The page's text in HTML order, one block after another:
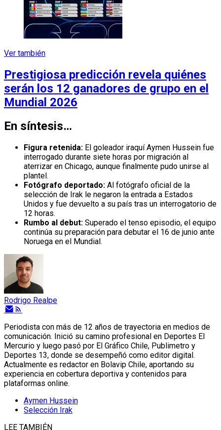
Ver también
Prestigiosa predicción revela quiénes
serán los 12 ganadores de grupo en el
Mundial 2026
En síntesis…
Figura retenida: El goleador iraquí Aymen Hussein fue
interrogado durante siete horas por migración al
aterrizar en Chicago, aunque finalmente pudo unirse al
plantel.
Fotógrafo deportado: Al fotógrafo oficial de la
selección de Irak le negaron la entrada a Estados
Unidos y fue devuelto a su país tras un interrogatorio de
12 horas.
Rumbo al debut: Superado el tenso episodio, el equipo
continúa su preparación para debutar el 16 de junio ante
Noruega en el Mundial.
Rodrigo Realpe
Periodista con más de 12 años de trayectoria en medios de
comunicación. Inició su camino profesional en Deportes El
Mercurio y luego pasó por El Gráfico Chile, Publimetro y
Deportes 13, donde se desempeñó como editor digital.
Actualmente es redactor en Bolavip Chile, aportando su
experiencia en cobertura deportiva y contenidos para
plataformas online.
Aymen Hussein
Selección Irak
LEE TAMBIÉN